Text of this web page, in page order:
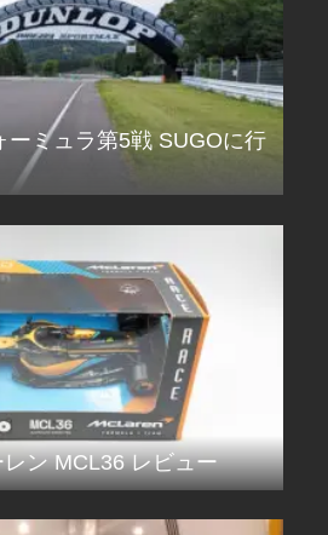
ーミュラ第5戦 SUGOに行
ン MCL36 レビュー